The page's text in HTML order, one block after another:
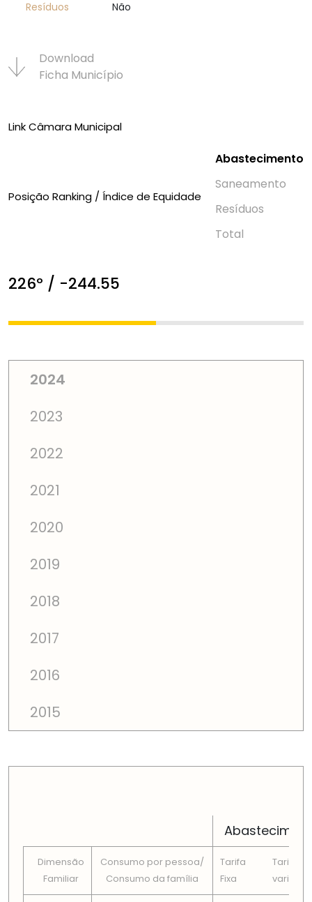
Resí­duos
Não
Download
Ficha Municí­pio
Link Câmara Municipal
Posição Ranking / Índice de Equidade
Abastecimento
Saneamento
Resí­duos
Total
226º / -244.55
2024
2023
2022
2021
2020
2019
2018
2017
2016
2015
Dimensão
Familiar
Consumo por pessoa/
Consumo da famí­lia
Tarifa
Fixa
Tarifa
variável